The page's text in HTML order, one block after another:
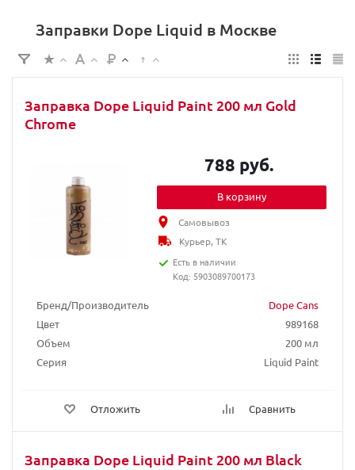
Заправки Dope Liquid в Москве
Заправка Dope Liquid Paint 200 мл Gold
Chrome
Бренд/Производитель
Dope Cans
Цвет
989168
Объем
200 мл
Серия
Liquid Paint
Отложить Сравнить
788 руб.
В корзину
Самовывоз
Курьер, ТК
Есть в наличии
Код: 5903089700173
Заправка Dope Liquid Paint 200 мл Black